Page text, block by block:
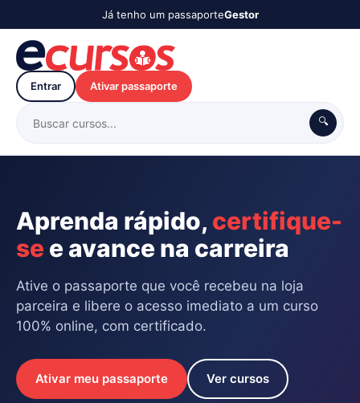
Já tenho um passaporteGestor
🔍
Entrar Ativar passaporte
Aprenda rápido, certifique-
se e avance na carreira
Ative o passaporte que você recebeu na loja
parceira e libere o acesso imediato a um curso
100% online, com certificado.
Ativar meu passaporte Ver cursos